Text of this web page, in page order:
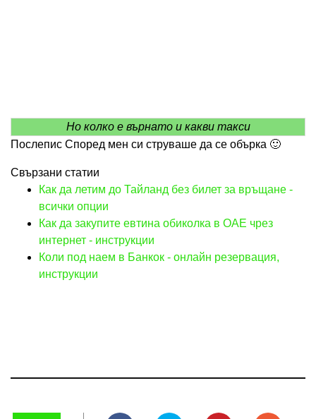
Но колко е върнато и какви такси
Послепис Според мен си струваше да се обърка 🙂
Свързани статии
Как да летим до Тайланд без билет за връщане -
всички опции
Как да закупите евтина обиколка в ОАЕ чрез
интернет - инструкции
Коли под наем в Банкок - онлайн резервация,
инструкции